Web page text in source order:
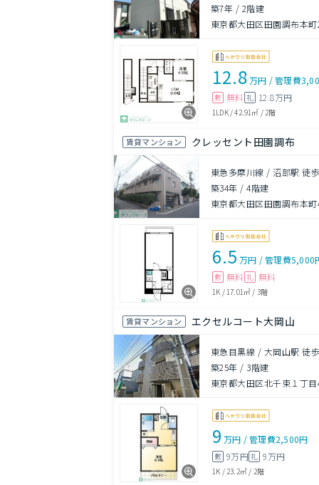
築7年 / 2階建
東京都大田区田園調布本町
12.8万円 /管理費
敷 無料 礼 12.8万円
1LDK/42.91㎡ /2階
賃貸マンション クレッセント田園調布
東急多摩川線 / 沼部駅 徒
築34年 /4階建
東京都大田区田園調布本町
6.5 万円 /管理費5,000
敷 無料 礼 無料
1K /17.01㎡ / 3階
賃貸マンション エクセルコート大岡山
東急目黒線 / 大岡山駅 徒
築25年 / 3階建
東京都大田区北千束１丁目
9 万円 /管理費2,500円
敷 9万円礼 9万円
1K /23.2㎡ / 2階